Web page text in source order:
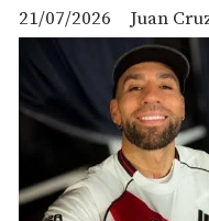
Juan
21/07/2026